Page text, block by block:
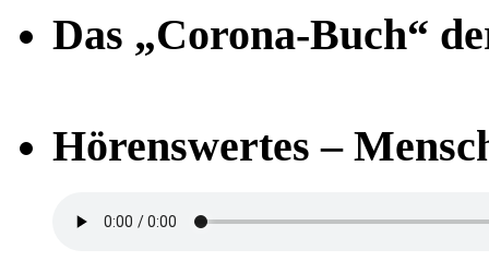
Das „Corona-Buch“
Hörenswertes –